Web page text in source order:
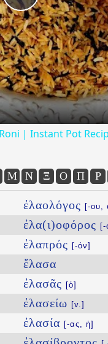
Play
Video
| Instant Pot
Μ Ν Ξ Ο Π Ρ
ἐλαολόγος [-ου,
ἐλα(ι)οφόρος [-
ἐλαπρός [-όν]
ἔλασα
ἐλασᾶς [ὁ]
ἐλασείω [v.]
ἐλασία [-ας, ἡ]